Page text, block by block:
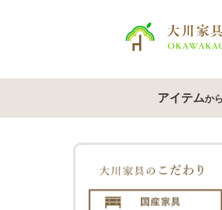
アイテムか
テレビボー
幅150cm台